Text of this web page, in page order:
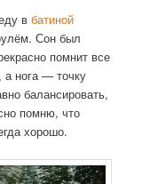
вбатиной
Сон был
помнит все
а нога — точку
балансировать,
помню, что
хорошо.